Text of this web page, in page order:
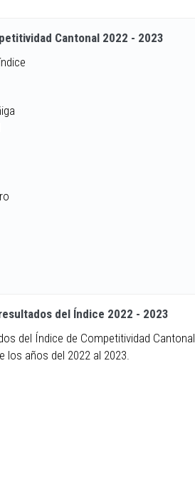
Cantonal 2022 - 2023
del Índice 2022 - 2023
del Índice de Competitividad Cantonal
los años del 2022 al 2023.